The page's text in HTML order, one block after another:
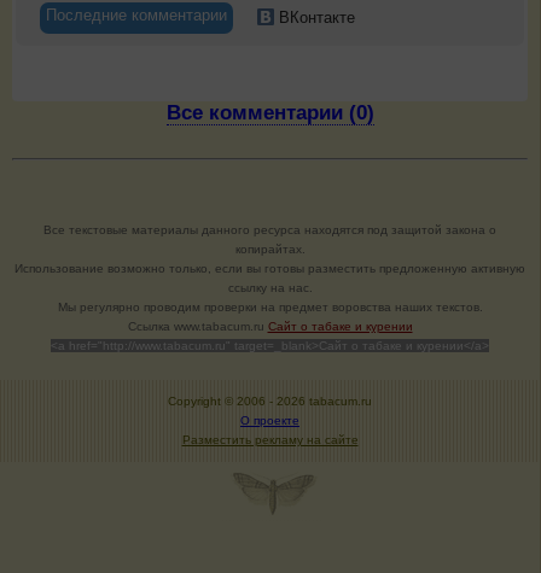
Последние комментарии ВКонтакте
Все комментарии (0)
Все текстовые материалы данного ресурса находятся под защитой закона о
копирайтах.
Использование возможно только, если вы готовы разместить предложенную активную
ссылку на нас.
Мы регулярно проводим проверки на предмет воровства наших текстов.
Cсылка www.tabacum.ru Сайт о табаке и курении
<a href="http://www.tabacum.ru" target=_blank>Сайт о табаке и курении</a>
Copyright © 2006 - 2026 tabacum.ru
О проекте
Разместить рекламу на сайте